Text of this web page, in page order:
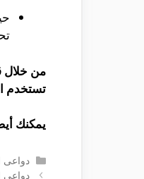
تحتوى
من خلال
تستخدم
يمكنك
دواعى
دواعي